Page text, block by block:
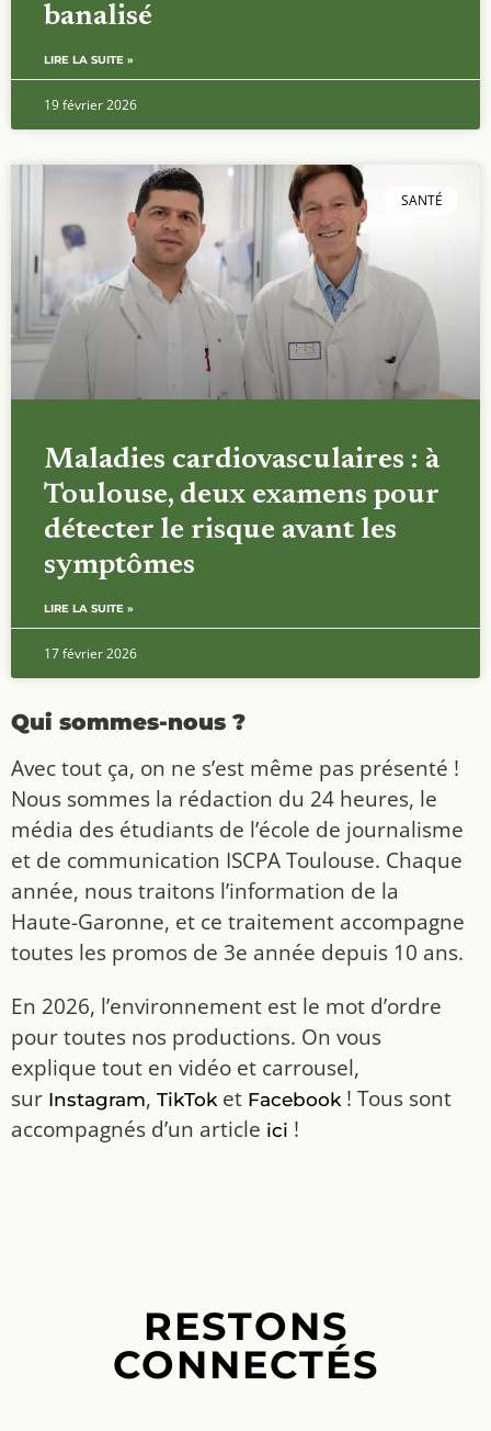
banalisé
LIRE LA SUITE »
19 février 2026
SANTÉ
Maladies cardiovasculaires : à
Toulouse, deux examens pour
détecter le risque avant les
symptômes
LIRE LA SUITE »
17 février 2026
Qui sommes-nous ?
Avec tout ça, on ne s’est même pas présenté !
Nous sommes la rédaction du 24 heures, le
média des étudiants de l’école de journalisme
et de communication ISCPA Toulouse. Chaque
année, nous traitons l’information de la
Haute-Garonne, et ce traitement accompagne
toutes les promos de 3e année depuis 10 ans.
En 2026, l’environnement est le mot d’ordre
pour toutes nos productions. On vous
explique tout en vidéo et carrousel,
sur Instagram, TikToket Facebook! Tous sont
accompagnés d’un article ici !
RESTONS
CONNECTÉS